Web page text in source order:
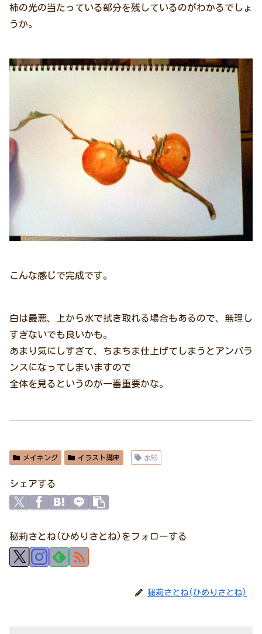
柿の光の当たっている部分を残しているのがわかるでしょ
うか。
こんな感じで完成です。
白は最悪、上から水で拭き取れる場合もあるので、無理し
すぎないでも良いかも。
あまり気にしすぎて、ちまちま仕上げてしまうとアンバラ
ンスになってしまいますので
全体を見るというのが一番重要かな。
メイキング イラスト講座 水彩
シェアする
秘莉さとね(ひめりさとね)をフォローする
秘莉さとね(ひめりさとね)